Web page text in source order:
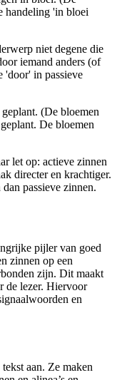
handeling 'in bloei
niet degene die
iemand anders (of
'door' in passieve
(De bloemen
De bloemen
let op: actieve zinnen
directer en krachtiger.
passieve zinnen.
pijler van goed
zinnen op een
zijn. Dit maakt
de lezer. Hiervoor
en
aan. Ze maken